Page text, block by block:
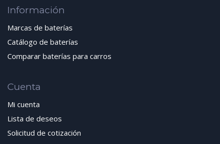
Información
Marcas de baterías
Catálogo de baterías
Comparar baterías para carros
Cuenta
Mi cuenta
Lista de deseos
Solicitud de cotización